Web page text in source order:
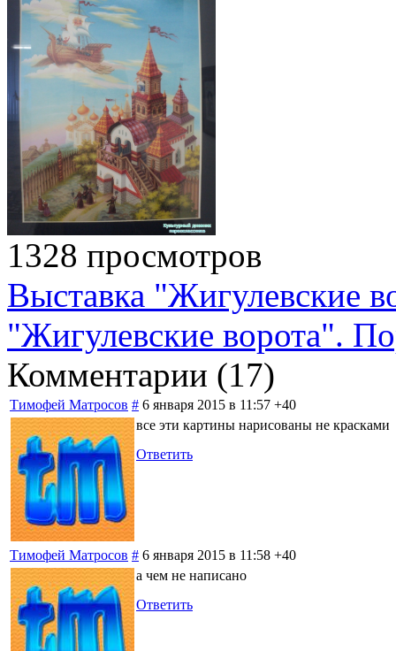
1328 просмотров
Выставка "Жигулевские
"Жигулевские ворота".
Комментарии (17)
Тимофей Матросов # 6 января 2015 в 11:57 +40
все эти картины нарисованы не красками
Ответить
Тимофей Матросов # 6 января 2015 в 11:58 +40
а чем не написано
Ответить